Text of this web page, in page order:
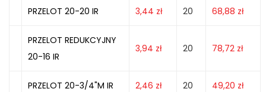
PRZELOT 20-20 IR 3,44 zł 20 68,88 zł
PRZELOT REDUKCYJNY
20-16 IR
3,94 zł 20 78,72 zł
PRZELOT 20-3/4"M IR 2,46 zł 20 49,20 zł